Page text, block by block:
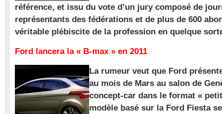
référence, et issu du vote d’un jury composé de
représentants des fédérations et de plus de 600
véritable plébiscite de la profession en quelque
Ford lancera la « B-max » en 2011
La rumeur veut que Ford
au mois de Mars au salon de
concept-car dans le format «
modèle basé sur la Ford Fiesta